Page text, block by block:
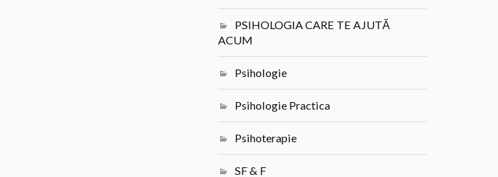
PSIHOLOGIA CARE TE AJUTĂ
ACUM
Psihologie
Psihologie Practica
Psihoterapie
SF & F